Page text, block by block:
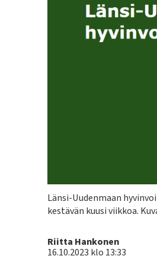
Kuvateksti
Länsi-Uudenmaan
kestävän kuusi viikkoa.
Kirjoittaja
Riitta Hankonen
16.10.2023 klo 13:33